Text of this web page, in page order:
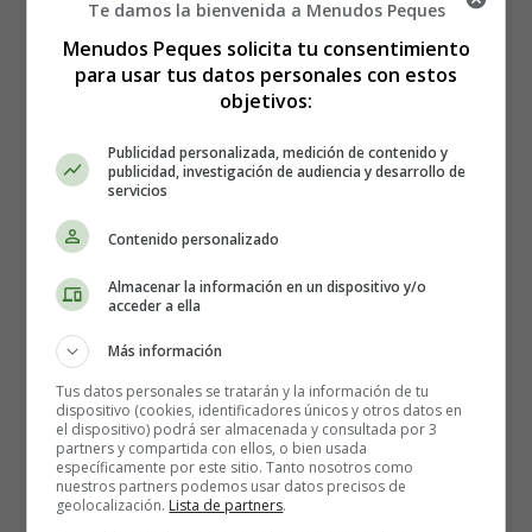
mayores y los adultos que tartamudean a menudo no
logran alcanzar su potencial educativo o profesional y
pueden experimentar una ansiedad significativa en
Desarrollo de la tartamudez
La progresión de la tartamudez tiende a seguir el
siguiente patrón:
La tartamudez normalmente comienza en niños de
La tartamudez puede desarrollarse de forma gradual o
repentina.
Si la tartamudez no se trata en los años preescolares,
comienza a ser difícil de tratar en los años posteriores.
Grados de severidad
Te damos la bienvenida a Menudos Peques
Menudos Peques solicita tu consentimiento
para usar tus datos personales con estos
objetivos:
Publicidad personalizada, medición de contenido y
publicidad, investigación de audiencia y desarrollo de
servicios
Contenido personalizado
Almacenar la información en un dispositivo y/o
acceder a ella
Más información
Tus datos personales se tratarán y la información de tu
dispositivo (cookies, identificadores únicos y otros datos en
el dispositivo) podrá ser almacenada y consultada por 3
partners y compartida con ellos, o bien usada
específicamente por este sitio. Tanto nosotros como
nuestros partners podemos usar datos precisos de
geolocalización. Lista de partners.